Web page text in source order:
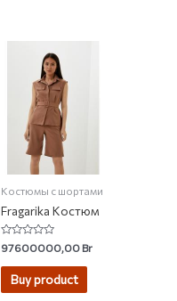
Костюмы с шортами
Fragarika Костюм
Rated
0
out
97600000,00Br
Buy product